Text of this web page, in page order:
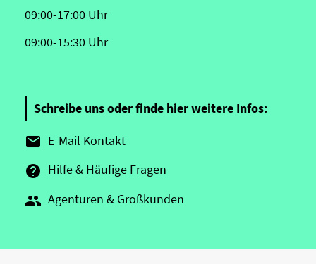
09:00-17:00 Uhr
09:00-15:30 Uhr
Schreibe uns oder finde hier weitere Infos:
 E-Mail Kontakt
 Hilfe & Häufige Fragen
 Agenturen & Großkunden